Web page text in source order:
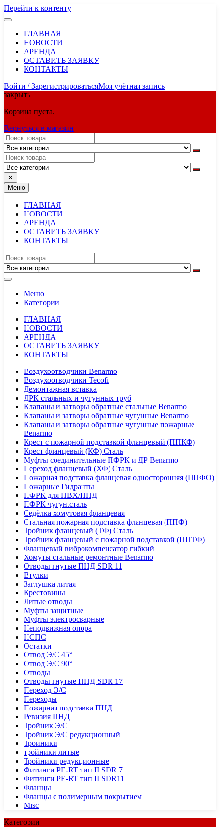
Перейти к контенту
ГЛАВНАЯ
НОВОСТИ
АРЕНДА
ОСТАВИТЬ ЗАЯВКУ
КОНТАКТЫ
Войти / ЗарегистрироватьсяМоя учётная запись
закрыть
Корзина пуста.
Вернуться в магазин
✕
Меню
ГЛАВНАЯ
НОВОСТИ
АРЕНДА
ОСТАВИТЬ ЗАЯВКУ
КОНТАКТЫ
Меню
Категории
ГЛАВНАЯ
НОВОСТИ
АРЕНДА
ОСТАВИТЬ ЗАЯВКУ
КОНТАКТЫ
Воздухоотводчики Benarmo
Воздухоотводчики Tecofi
Демонтажная вставка
ДРК стальных и чугунных труб
Клапаны и затворы обратные стальные Benarmo
Клапаны и затворы обратные чугунные Benarmo
Клапаны и затворы обратные чугунные пожарные
Benarmo
Крест с пожарной подставкой фланцевый (ППКФ)
Крест фланцевый (КФ) Сталь
Муфты соединительные ПФРК и ДР Benarmo
Переход фланцевый (ХФ) Сталь
Пожарная подставка фланцевая односторонняя (ППФО)
Пожарные Гидранты
ПФРК для ПВХ/ПНД
ПФРК чугун.сталь
Седёлка хомутовая фланцевая
Стальная пожарная подставка фланцевая (ППФ)
Тройник фланцевый (ТФ) Сталь
Тройник фланцевый с пожарной подставкой (ППТФ)
Фланцевый виброкомпенсатор гибкий
Хомуты стальные ремонтные Benarmo
Отводы гнутые ПНД SDR 11
Втулки
Заглушка литая
Крестовины
Литые отводы
Муфты защитные
Муфты электросварные
Неподвижная опора
НСПС
Остатки
Отвод Э/С 45°
Отвод Э/С 90°
Отводы
Отводы гнутые ПНД SDR 17
Переход Э/С
Переходы
Пожарная подставка ПНД
Ревизия ПНД
Тройник Э/С
Тройник Э/С редукционный
Тройники
тройники литые
Тройники редукционные
Фитинги PE-RT тип II SDR 7
Фитинги PE-RT тип II SDR11
Фланцы
Фланцы с полимерным покрытием
Misc
Категории